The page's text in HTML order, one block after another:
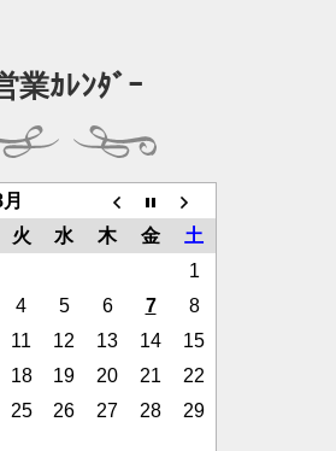
業ｶﾚﾝﾀﾞｰ
火 水 木 金
土
1
4 5 6 7
8
11 12 13 14
15
18 19 20 21
22
25 26 27 28
29